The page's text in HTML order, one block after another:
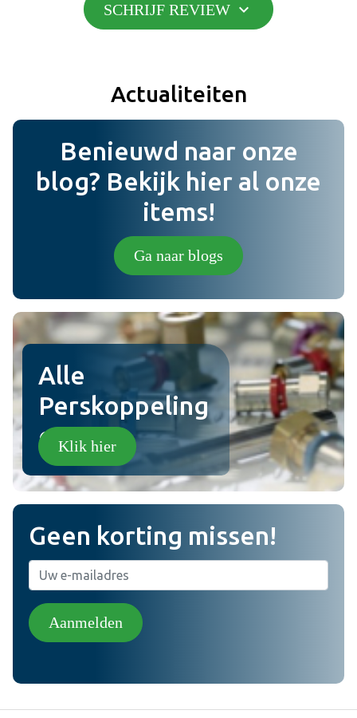
Foto (niet verplicht) (jpg,png).
Plaats review
SCHRIJF REVIEW expand_more
Actualiteiten
Benieuwd naar onze
blog? Bekijk hier al onze
items!
Ga naar blogs
Alle
Perskoppeling
en!Klik hier
Geen korting missen!
Aanmelden